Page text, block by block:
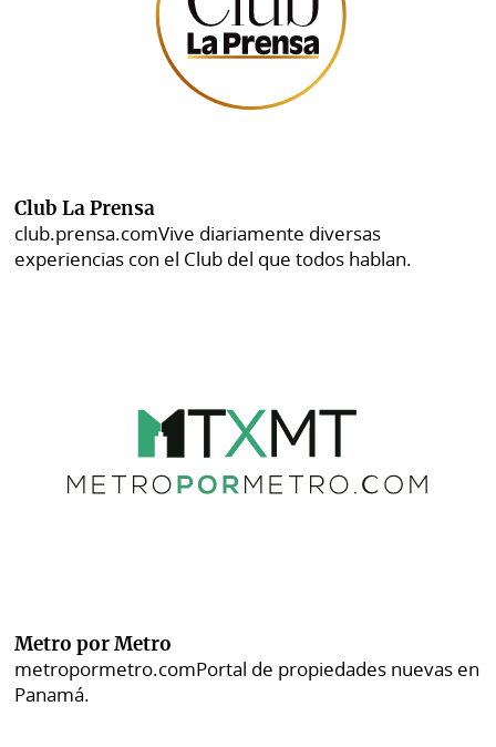
Club La Prensa
club.prensa.comVive diariamente diversas
experiencias con el Club del que todos hablan.
Metro por Metro
metropormetro.comPortal de propiedades nuevas en
Panamá.